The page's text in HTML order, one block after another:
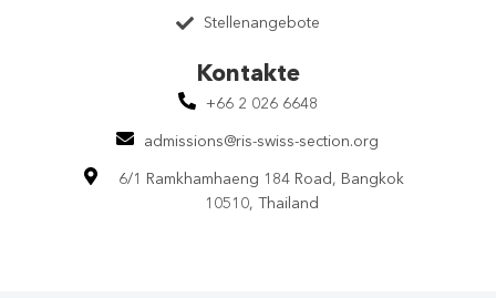
Stellenangebote
Kontakte
+66 2 026 6648
admissions@ris-swiss-section.org
6/1 Ramkhamhaeng 184 Road, Bangkok
10510, Thailand